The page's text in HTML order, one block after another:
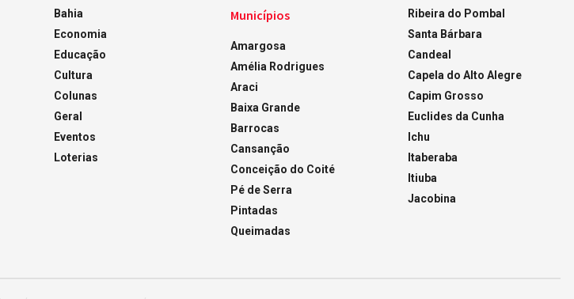
Bahia
Economia
Educação
Cultura
Colunas
Geral
Eventos
Loterias
Municípios
Amargosa
Amélia Rodrigues
Araci
Baixa Grande
Barrocas
Cansanção
Conceição do Coité
Pé de Serra
Pintadas
Queimadas
Ribeira do Pombal
Santa Bárbara
Candeal
Capela do Alto Alegre
Capim Grosso
Euclides da Cunha
Ichu
Itaberaba
Itiuba
Jacobina